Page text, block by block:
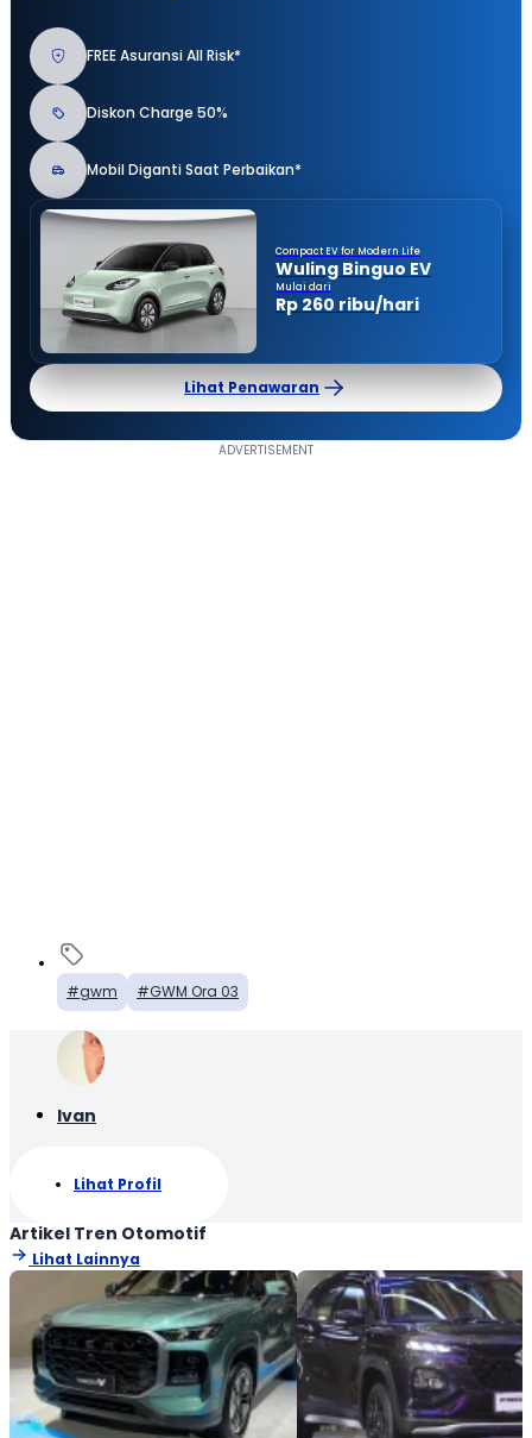
FREE Asuransi All Risk*
Diskon Charge 50%
Mobil Diganti Saat Perbaikan*
Compact EV for Modern Life
Wuling Binguo EV
Mulai dari
Rp 260 ribu/hari
Lihat Penawaran
gwm GWM Ora 03
Ivan
Lihat Profil
Artikel Tren Otomotif
Lihat Lainnya